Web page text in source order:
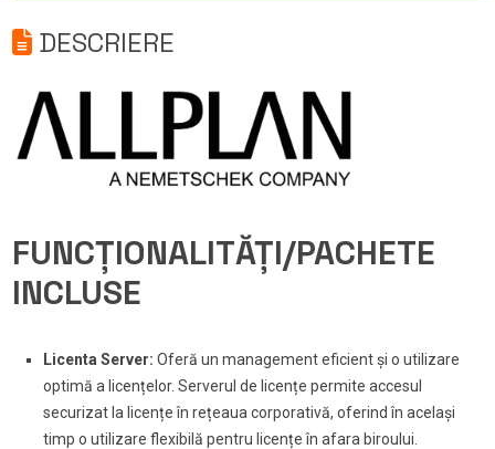
DESCRIERE
FUNCȚIONALITĂȚI/PACHETE
INCLUSE
Licenta Server: Oferă un management eficient și o utilizare
optimă a licențelor. Serverul de licențe permite accesul
securizat la licențe în rețeaua corporativă, oferind în același
timp o utilizare flexibilă pentru licențe în afara biroului.